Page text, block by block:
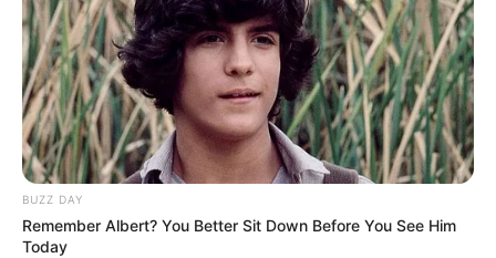
TAGS
ΧΑΛΚΙΔΑ ΝΕΑ
BUZZ DAY
Remember Albert? You Better Sit Down Before You See Him
Today